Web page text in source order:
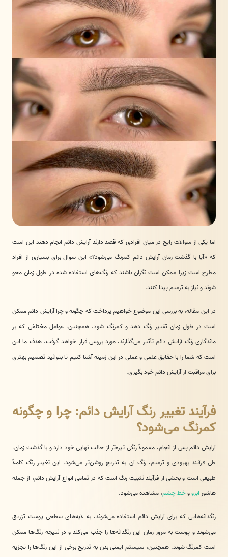
اما یکی از سوالات رایج در میان افرادی که قصد دارند آرایش دائم انجام دهند این است
که «آیا با گذشت زمان آرایش دائم کمرنگ می‌شود؟» این سوال برای بسیاری از افراد
مطرح است زیرا ممکن است نگران باشند که رنگ‌های استفاده شده در طول زمان محو
شوند و نیاز به ترمیم پیدا کنند.
در این مقاله، به بررسی این موضوع خواهیم پرداخت که چگونه و چرا آرایش دائم ممکن
است در طول زمان تغییر رنگ دهد و کمرنگ شود. همچنین، عوامل مختلفی که بر
ماندگاری رنگ آرایش دائم تأثیر می‌گذارند، مورد بررسی قرار خواهد گرفت. هدف ما این
است که شما را با حقایق علمی و عملی در این زمینه آشنا کنیم تا بتوانید تصمیم بهتری
برای مراقبت از آرایش دائم خود بگیری.
فرآیند تغییر رنگ آرایش دائم: چرا و چگونه
کمرنگ می‌شود؟
آرایش دائم پس از انجام، معمولاً رنگی تیره‌تر از حالت نهایی خود دارد و با گذشت زمان،
طی فرآیند بهبودی و ترمیم، رنگ آن به تدریج روشن‌تر می‌شود. این تغییر رنگ کاملاً
طبیعی است و بخشی از فرآیند تثبیت رنگ است که در تمامی انواع آرایش دائم، از جمله
هاشور ابرووخط چشم، مشاهده می‌شود.
رنگدانه‌هایی که برای آرایش دائم استفاده می‌شوند، به لایه‌های سطحی پوست تزریق
می‌شوند و پوست به مرور زمان این رنگدانه‌ها را جذب می‌کند و در نتیجه رنگ‌ها ممکن
است کمرنگ شوند. همچنین، سیستم ایمنی بدن به تدریج برخی از این رنگ‌ها را تجزیه